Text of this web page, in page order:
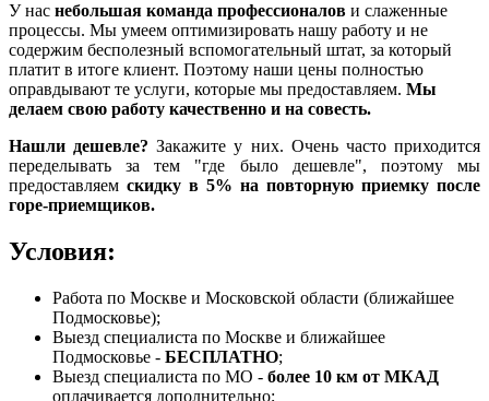
У нас небольшая команда профессионалов и слаженные
процессы. Мы умеем оптимизировать нашу работу и не
содержим бесполезный вспомогательный штат, за который
платит в итоге клиент. Поэтому наши цены полностью
оправдывают те услуги, которые мы предоставляем. Мы
делаем свою работу качественно и на совесть.
Нашли дешевле? Закажите у них. Очень часто приходится
переделывать за тем "где было дешевле", поэтому мы
предоставляем скидку в 5% на повторную приемку после
горе-приемщиков.
Условия:
Работа по Москве и Московской области (ближайшее
Подмосковье);
Выезд специалиста по Москве и ближайшее
Подмосковье - БЕСПЛАТНО;
Выезд специалиста по МО - более 10 км от МКАД
оплачивается дополнительно;